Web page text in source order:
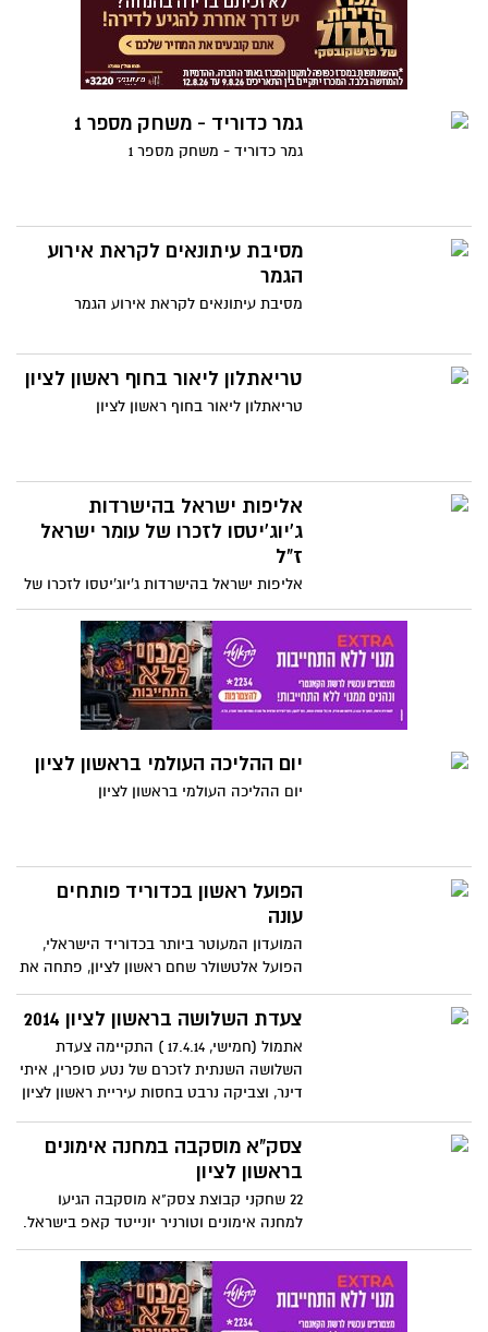
גמר כדוריד - משחק מספר 1
גמר כדוריד - משחק מספר 1
מסיבת עיתונאים לקראת אירוע
הגמר
מסיבת עיתונאים לקראת אירוע הגמר
טריאתלון ליאור בחוף ראשון לציון
טריאתלון ליאור בחוף ראשון לציון
אליפות ישראל בהישרדות
ג'יוג'יטסו לזכרו של עומר ישראל
ז"ל
אליפות ישראל בהישרדות ג'יוג'יטסו לזכרו של
עומר ישראל ז"ל
יום ההליכה העולמי בראשון לציון
יום ההליכה העולמי בראשון לציון
הפועל ראשון בכדוריד פותחים
עונה
המועדון המעוטר ביותר בכדוריד הישראלי,
הפועל אלטשולר שחם ראשון לציון, פתחה את
עונת 2014/15 עם מסיבת עיתונאים
אקסקלוסיבית באולם גן ורדים.
צעדת השלושה בראשון לציון 2014
אתמול (חמישי, 17.4.14 ) התקיימה צעדת
השלושה השנתית לזכרם של נטע סופרין, איתי
דינר, וצביקה נרבט בחסות עיריית ראשון לציון
צסק"א מוסקבה במחנה אימונים
בראשון לציון
22 שחקני קבוצת צסק"א מוסקבה הגיעו
למחנה אימונים וטורניר יונייטד קאפ בישראל.
במהלך האימון בשבוע האחרון, הגיע למגרש
ראש עיריית ראשון לציון, דב צור, אף הוא
חובב כדורגל מושבע, הוא נפגש עם השחקנים
והנהלת הקבוצה-צילום: עידן גרוס